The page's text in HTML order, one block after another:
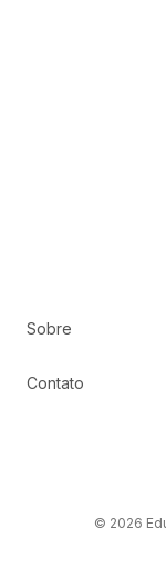
Sobre
Contato
© 2026